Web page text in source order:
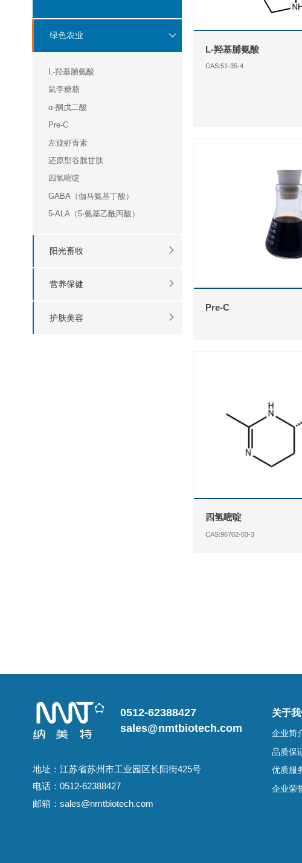
绿色农业
L-羟基脯氨酸
鼠李糖脂
α-酮戊二酸
Pre-C
左旋虾青素
还原型谷胱甘肽
四氢嘧啶
GABA（伽马氨基丁酸）
5-ALA（5-氨基乙酰丙酸）
阳光畜牧
营养保健
护肤美容
L-羟基脯氨酸
CAS:51-35-4
Pre-C
四氢嘧啶
CAS:96702-03-3
0512-62388427
sales@nmtbiotech.com
地址：江苏省苏州市工业园区长阳街425号
电话：0512-62388427
邮箱：sales@nmtbiotech.com
关于我
企业简
品质保
优质服
企业荣